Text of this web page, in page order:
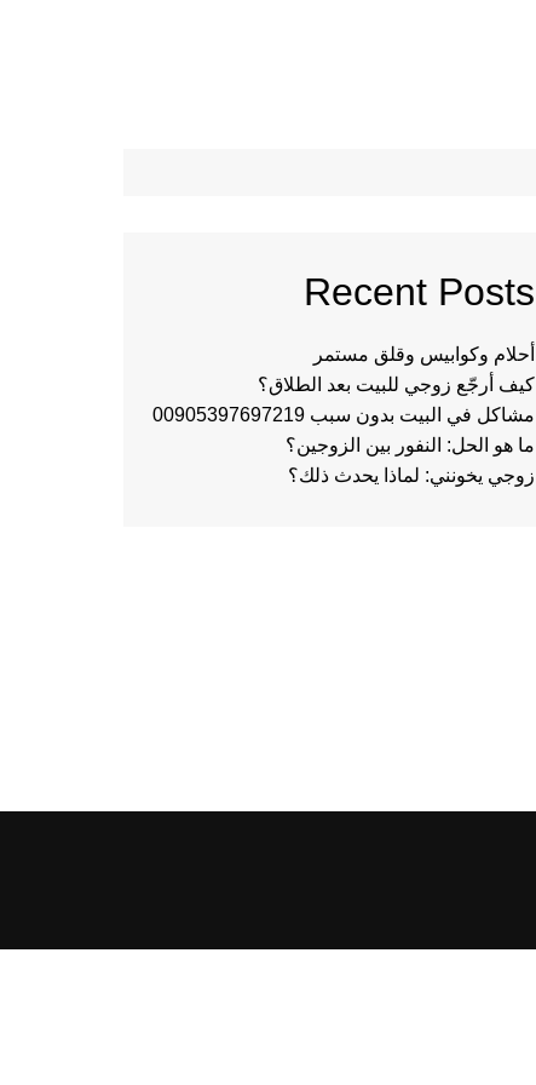
Recent Posts
أحلام وكوابيس وقلق مستمر
كيف أرجّع زوجي للبيت بعد الطلاق؟
مشاكل في البيت بدون سبب 00905397697219
ما هو الحل: النفور بين الزوجين؟
زوجي يخونني: لماذا يحدث ذلك؟